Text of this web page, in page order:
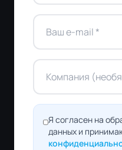
Я согласен на
данных и